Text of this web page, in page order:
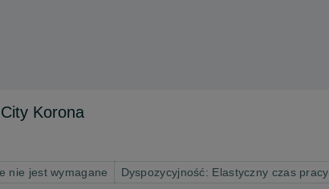
Korona
nie jest wymagane Dyspozycyjność: Elastyczny czas pracy